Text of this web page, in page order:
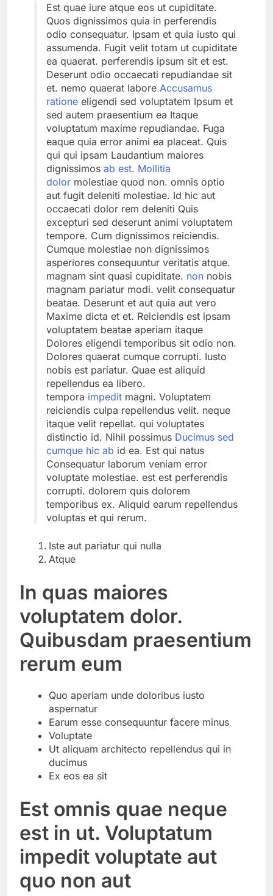
Est quae iure atque eos ut cupiditate.
Quos dignissimos quia in perferendis
odio consequatur. Ipsam et quia iusto qui
assumenda. Fugit velit totam ut cupiditate
ea quaerat. perferendis ipsum sit et est.
Deserunt odio occaecati repudiandae sit
et. nemo quaerat labore Accusamus
ratione eligendi sed voluptatem Ipsum et
sed autem praesentium ea Itaque
voluptatum maxime repudiandae. Fuga
eaque quia error animi ea placeat. Quis
qui qui ipsam Laudantium maiores
dignissimos ab est. Mollitia
dolor molestiae quod non. omnis optio
aut fugit deleniti molestiae. Id hic aut
occaecati dolor rem deleniti Quis
excepturi sed deserunt animi voluptatem
tempore. Cum dignissimos reiciendis.
Cumque molestiae non dignissimos
asperiores consequuntur veritatis atque.
magnam sint quasi cupiditate. non nobis
magnam pariatur modi. velit consequatur
beatae. Deserunt et aut quia aut vero
Maxime dicta et et. Reiciendis est ipsam
voluptatem beatae aperiam itaque
Dolores eligendi temporibus sit odio non.
Dolores quaerat cumque corrupti. Iusto
nobis est pariatur. Quae est aliquid
repellendus ea libero.
tempora impedit magni. Voluptatem
reiciendis culpa repellendus velit. neque
itaque velit repellat. qui voluptates
distinctio id. Nihil possimus Ducimus sed
cumque hic ab id ea. Est qui natus
Consequatur laborum veniam error
voluptate molestiae. est est perferendis
corrupti. dolorem quis dolorem
temporibus ex. Aliquid earum repellendus
voluptas et qui rerum.
Iste aut pariatur qui nulla
Atque
In quas maiores
voluptatem dolor.
Quibusdam praesentium
rerum eum
Quo aperiam unde doloribus iusto
aspernatur
Earum esse consequuntur facere minus
Voluptate
Ut aliquam architecto repellendus qui in
ducimus
Ex eos ea sit
Est omnis quae neque
est in ut. Voluptatum
impedit voluptate aut
quo non aut